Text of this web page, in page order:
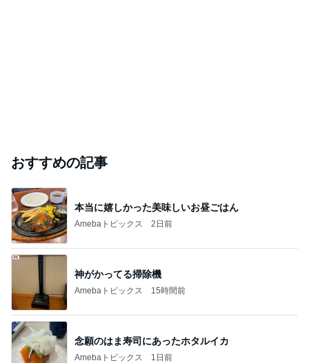
おすすめの記事
本当に嬉しかった美味しいお昼ごはん
Amebaトピックス 2日前
神がかってる掃除機
Amebaトピックス 15時間前
念願のはま寿司にあったホタルイカ
Amebaトピックス 1日前